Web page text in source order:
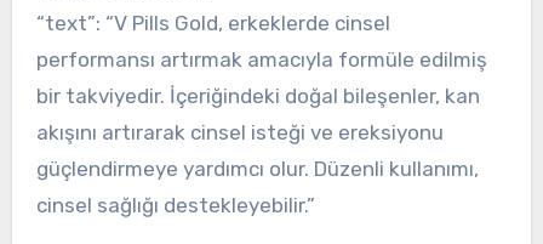
“text”: “V Pills Gold, erkeklerde cinsel
performansı artırmak amacıyla formüle edilmiş
bir takviyedir. İçeriğindeki doğal bileşenler, kan
akışını artırarak cinsel isteği ve ereksiyonu
güçlendirmeye yardımcı olur. Düzenli kullanımı,
cinsel sağlığı destekleyebilir.”